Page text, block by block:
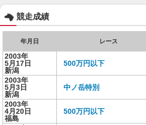
競走成績
年月日 レース
2003年
5月17日
新潟
500万円以下
2003年
5月3日
新潟
中ノ岳特別
2003年
4月20日
福島
500万円以下